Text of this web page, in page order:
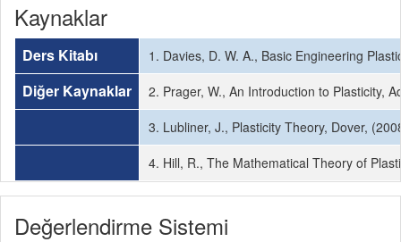
Kaynaklar
Ders Kitabı 1. Davies, D. W. A., Basic Engineering
Diğer Kaynaklar
2. Prager, W., An Introduction to Plasticity,
3. Lubliner, J., Plasticity Theory, Dover,
4. Hill, R., The Mathematical Theory of
Değerlendirme Sistemi